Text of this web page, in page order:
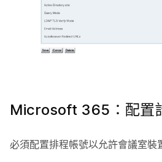
Microsoft 365：配置
必須配置排程帳號以允許會議室裝